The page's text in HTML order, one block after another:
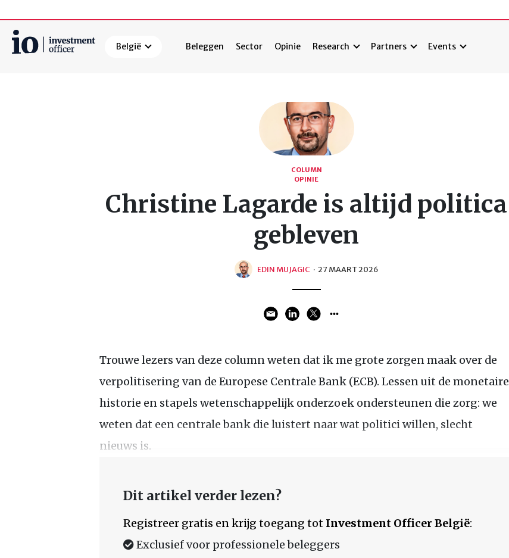
België Beleggen Sector Opinie Research Partners Events
COLUMN
OPINIE
Christine Lagarde is altijd politica
gebleven
EDIN MUJAGIC · 27 MAART 2026
Trouwe lezers van deze column weten dat ik me grote zorgen maak over de
verpolitisering van de Europese Centrale Bank (ECB). Lessen uit de monetaire
historie en stapels wetenschappelijk onderzoek ondersteunen die zorg: we
weten dat een centrale bank die luistert naar wat politici willen, slecht
nieuws is.
Dit artikel verder lezen?
Registreer gratis en krijg toegang tot Investment Officer België:
Exclusief voor professionele beleggers